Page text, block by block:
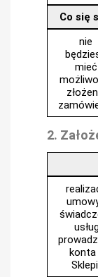
Co się
nie
mieć
2.
konta